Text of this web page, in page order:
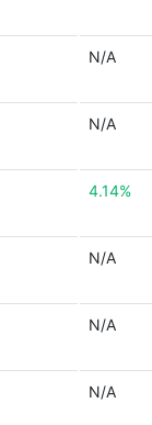
N/A
N/A
4.14%
N/A
N/A
N/A